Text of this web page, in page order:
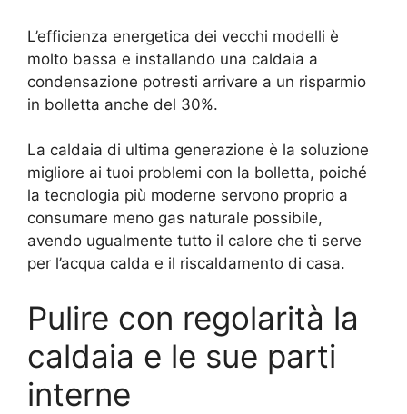
L’efficienza energetica dei vecchi modelli è
molto bassa e installando una caldaia a
condensazione potresti arrivare a un risparmio
in bolletta anche del 30%.
La caldaia di ultima generazione è la soluzione
migliore ai tuoi problemi con la bolletta, poiché
la tecnologia più moderne servono proprio a
consumare meno gas naturale possibile,
avendo ugualmente tutto il calore che ti serve
per l’acqua calda e il riscaldamento di casa.
Pulire con regolarità la
caldaia e le sue parti
interne